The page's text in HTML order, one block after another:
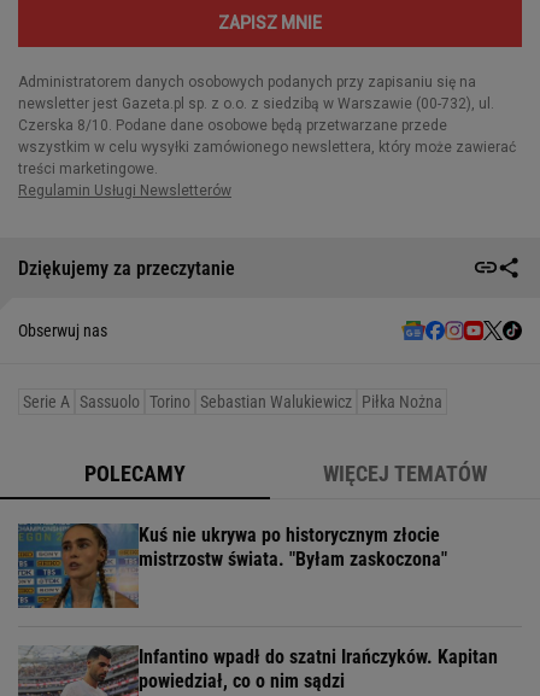
Dziękujemy za przeczytanie
Obserwuj nas
Serie A Sassuolo Torino Sebastian Walukiewicz Piłka Nożna
POLECAMY WIĘCEJ TEMATÓW
Kuś nie ukrywa po historycznym złocie
mistrzostw świata. "Byłam zaskoczona"
Infantino wpadł do szatni Irańczyków. Kapitan
powiedział, co o nim sądzi